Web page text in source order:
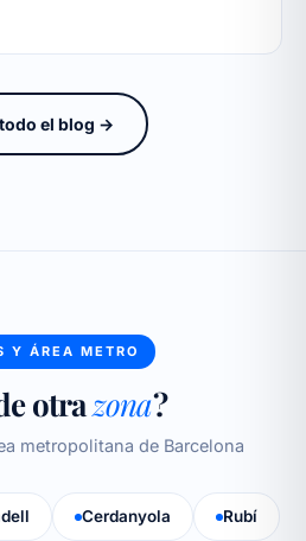
el blog →
Y ÁREA METRO
otrazona?
metropolitana de Barcelona
Cerdanyola Rubí